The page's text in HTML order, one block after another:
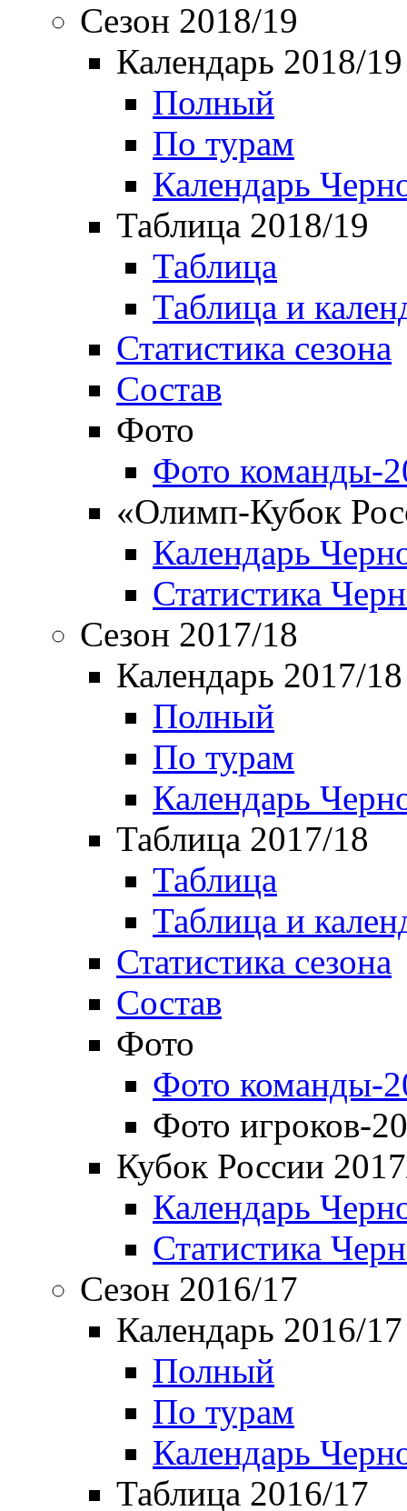
Сезон 2018/19
Календарь 2018/19
Полный
По турам
Календарь
Таблица 2018/19
Таблица
Таблица и
Статистика сезона
Состав
Фото
Фото команды-
«Олимп-Кубок
Календарь
Статистика
Сезон 2017/18
Календарь 2017/18
Полный
По турам
Календарь
Таблица 2017/18
Таблица
Таблица и
Статистика сезона
Состав
Фото
Фото команды-
Фото игроков-
Кубок России
Календарь
Статистика
Сезон 2016/17
Календарь 2016/17
Полный
По турам
Календарь
Таблица 2016/17